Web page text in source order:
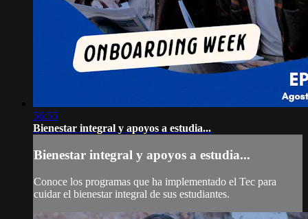
56:55
Bienestar integral y apoyos a estudia...
Bienestar integral y apoyos a estudia...
Conoce los programas que ha implementado el Tec para
cuidar el bienestar integral de sus estudiantes.